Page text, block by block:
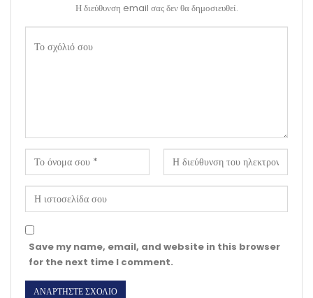
Η διεύθυνση email σας δεν θα δημοσιευθεί.
Save my name, email, and website in this browser
for the next time I comment.